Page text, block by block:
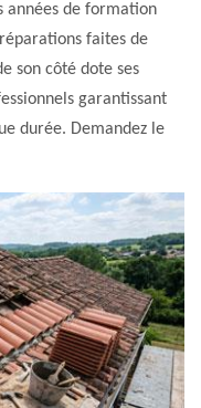
années de formation
faites de
son côté dote ses
garantissant
durée. Demandez le